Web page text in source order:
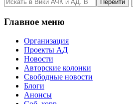
Главное меню
Организация
Проекты АД
Новости
Авторские колонки
Свободные новости
Блоги
Анонсы